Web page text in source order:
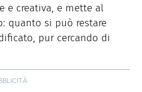
e creativa, e mette al
quanto si può restare
pur cercando di